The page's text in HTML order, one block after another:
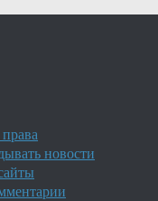
новости